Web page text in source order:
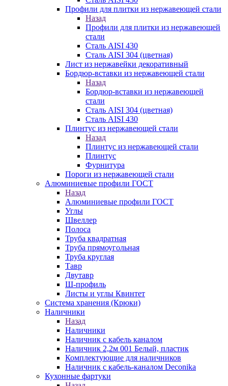
Профили для плитки из нержавеющей стали
Назад
Профили для плитки из нержавеющей
стали
Сталь AISI 430
Сталь AISI 304 (цветная)
Лист из нержавейки декоративный
Бордюр-вставки из нержавеющей стали
Назад
Бордюр-вставки из нержавеющей
стали
Сталь AISI 304 (цветная)
Сталь AISI 430
Плинтус из нержавеющей стали
Назад
Плинтус из нержавеющей стали
Плинтус
Фурнитура
Пороги из нержавеющей стали
Алюминиевые профили ГОСТ
Назад
Алюминиевые профили ГОСТ
Углы
Швеллер
Полоса
Труба квадратная
Труба прямоугольная
Труба круглая
Тавр
Двутавр
Ш-профиль
Листы и углы Квинтет
Система хранения (Крюки)
Наличники
Назад
Наличники
Наличник с кабель каналом
Наличник 2,2м 001 Белый, пластик
Комплектующие для наличников
Наличник с кабель-каналом Deconika
Кухонные фартуки